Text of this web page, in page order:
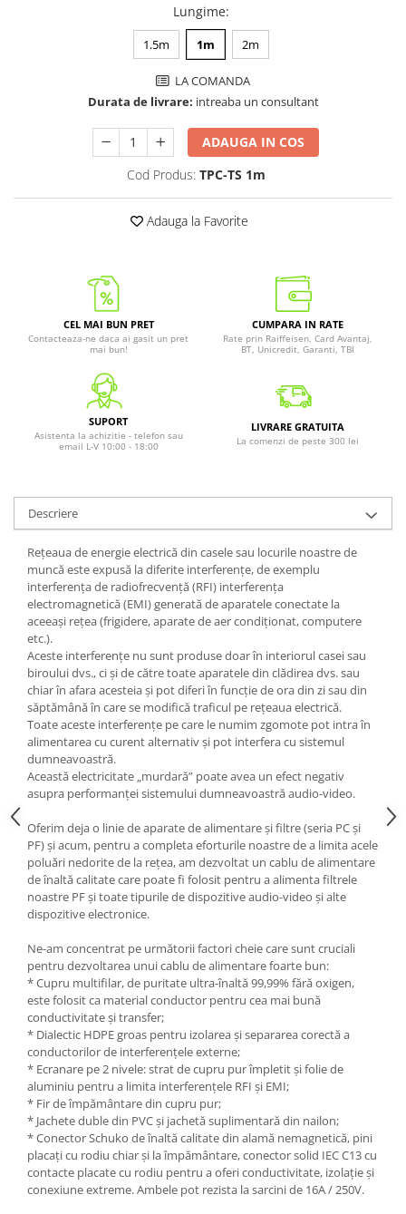
Lungime:
1.5m 1m 2m
LA COMANDA
Durata de livrare: intreaba un consultant
ADAUGA IN COS
Cod Produs: TPC-TS 1m
Adauga la Favorite
CEL MAI BUN PRET
Contacteaza-ne daca ai gasit un pret
mai bun!
CUMPARA IN RATE
Rate prin Raiffeisen, Card Avantaj,
BT, Unicredit, Garanti, TBI
SUPORT
Asistenta la achizitie - telefon sau
email L-V 10:00 - 18:00
LIVRARE GRATUITA
La comenzi de peste 300 lei
Descriere
Rețeaua de energie electrică din casele sau locurile noastre de
muncă este expusă la diferite interferențe, de exemplu
interferența de radiofrecvență (RFI) interferența
electromagnetică (EMI) generată de aparatele conectate la
aceeași rețea (frigidere, aparate de aer condiționat, computere
etc.).
Aceste interferențe nu sunt produse doar în interiorul casei sau
biroului dvs., ci și de către toate aparatele din clădirea dvs. sau
chiar în afara acesteia și pot diferi în funcție de ora din zi sau din
săptămână în care se modifică traficul pe rețeaua electrică.
Toate aceste interferențe pe care le numim zgomote pot intra în
alimentarea cu curent alternativ și pot interfera cu sistemul
dumneavoastră.
Această electricitate „murdară” poate avea un efect negativ
asupra performanței sistemului dumneavoastră audio-video.
Oferim deja o linie de aparate de alimentare și filtre (seria PC și
PF) și acum, pentru a completa eforturile noastre de a limita acele
poluări nedorite de la rețea, am dezvoltat un cablu de alimentare
de înaltă calitate care poate fi folosit pentru a alimenta filtrele
noastre PF și toate tipurile de dispozitive audio-video și alte
dispozitive electronice.
Ne-am concentrat pe următorii factori cheie care sunt cruciali
pentru dezvoltarea unui cablu de alimentare foarte bun:
* Cupru multifilar, de puritate ultra-înaltă 99,99% fără oxigen,
este folosit ca material conductor pentru cea mai bună
conductivitate și transfer;
* Dialectic HDPE groas pentru izolarea și separarea corectă a
conductorilor de interferențele externe;
* Ecranare pe 2 nivele: strat de cupru pur împletit și folie de
aluminiu pentru a limita interferențele RFI și EMI;
* Fir de împământare din cupru pur;
* Jachete duble din PVC și jachetă suplimentară din nailon;
* Conector Schuko de înaltă calitate din alamă nemagnetică, pini
placați cu rodiu chiar și la împământare, conector solid IEC C13 cu
contacte placate cu rodiu pentru a oferi conductivitate, izolație și
conexiune extreme. Ambele pot rezista la sarcini de 16A / 250V.